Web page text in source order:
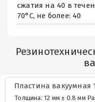
сжатия на 40 в
70°С, не более: 40
Пластина вакуумная
Толщина: 12 мм ± 0.8 мм